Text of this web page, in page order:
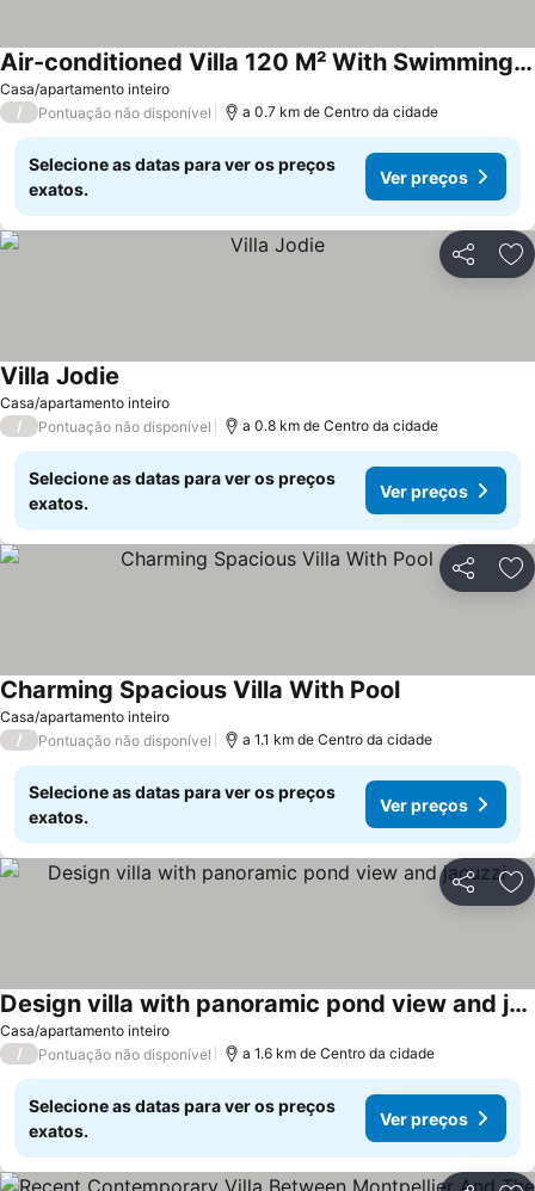
Casa/apartamento inteiro
Air-conditioned Villa 120 M² With Swimming Pool 5 Minutes From The Beach
/ Pontuação não disponível a 0.7 km de Centro da cidade
Selecione as datas para ver os preços
exatos.
Ver preços
Partilhar
Casa/apartamento inteiro
Villa Jodie
/ Pontuação não disponível a 0.8 km de Centro da cidade
Selecione as datas para ver os preços
exatos.
Ver preços
Partilhar
Casa/apartamento inteiro
Charming Spacious Villa With Pool
/ Pontuação não disponível a 1.1 km de Centro da cidade
Selecione as datas para ver os preços
exatos.
Ver preços
Partilhar
Casa/apartamento inteiro
Design villa with panoramic pond view and jacuzzi
/ Pontuação não disponível a 1.6 km de Centro da cidade
Selecione as datas para ver os preços
exatos.
Ver preços